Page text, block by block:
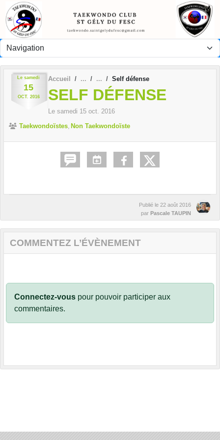
Le samedi
15
OCT. 2016
Accueil Self défense
SELF DÉFENSE
Le samedi 15 oct. 2016
Taekwondoïstes Non Taekwondoïste
Publié le 22 août 2016
par Pascale TAUPIN
COMMENTEZ L’ÉVÈNEMENT
Connectez-vous pour pouvoir participer aux
commentaires.
Panneau de gestion des cookies